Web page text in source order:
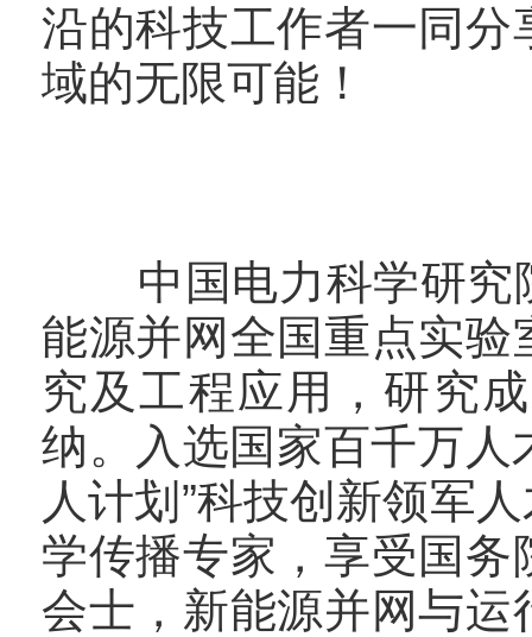
沿的科技工作者一同
域的无限可能！
中国电力科学研究
能源并网全国重点实
究及工程应用，研究
纳。入选国家百千万人
人计划”科技创新领军
学传播专家，享受国
会士，新能源并网与